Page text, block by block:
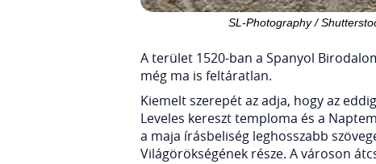
SL-Photography /
A terület 1520-ban a Spanyol
még ma is feltáratlan.
Kiemelt szerepét az adja, hogy az
Leveles kereszt temploma és a
a maja írásbeliség leghosszabb
Világörökségének része. A városon